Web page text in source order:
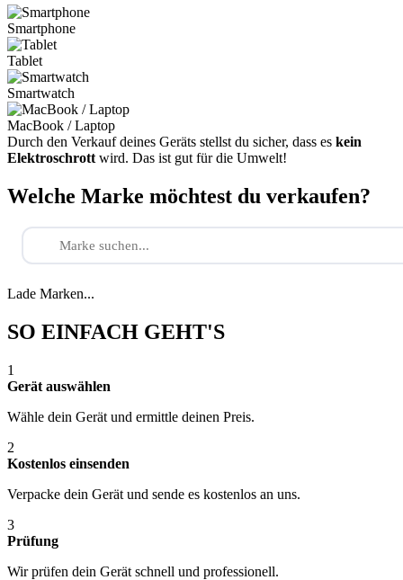
Smartphone
Tablet
Smartwatch
MacBook / Laptop
Durch den Verkauf deines Geräts stellst du sicher, dass es kein
Elektroschrott wird. Das ist gut für die Umwelt!
Welche Marke möchtest du verkaufen?
Lade Marken...
SO EINFACH GEHT'S
1
Gerät auswählen
Wähle dein Gerät und ermittle deinen Preis.
2
Kostenlos einsenden
Verpacke dein Gerät und sende es kostenlos an uns.
3
Prüfung
Wir prüfen dein Gerät schnell und professionell.